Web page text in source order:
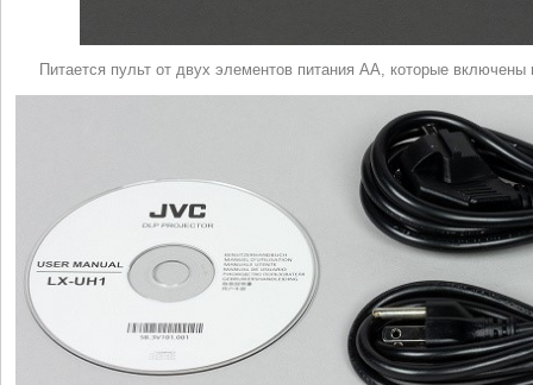
Питается пульт от двух элементов питания AA, которые включены